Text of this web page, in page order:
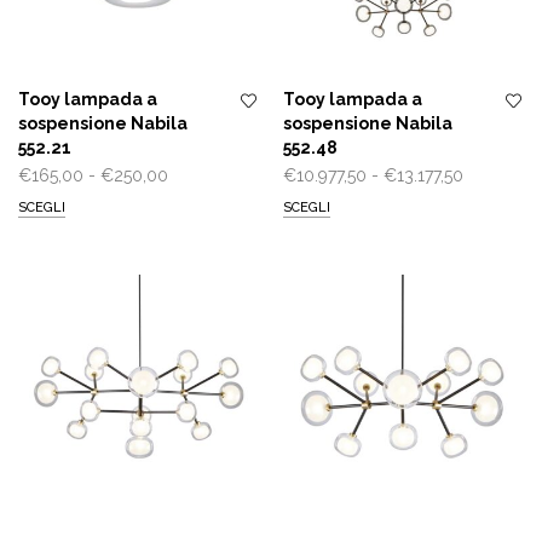
Tooy lampada a
sospensione Nabila
552.21
€165,00 - €250,00
SCEGLI
Tooy lampada a
sospensione Nabila
552.48
€10.977,50 - €13.177,50
SCEGLI